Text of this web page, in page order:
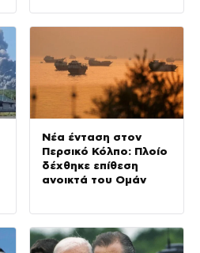
Νέα ένταση στον
Περσικό Κόλπο: Πλοίο
δέχθηκε επίθεση
ανοικτά του Ομάν